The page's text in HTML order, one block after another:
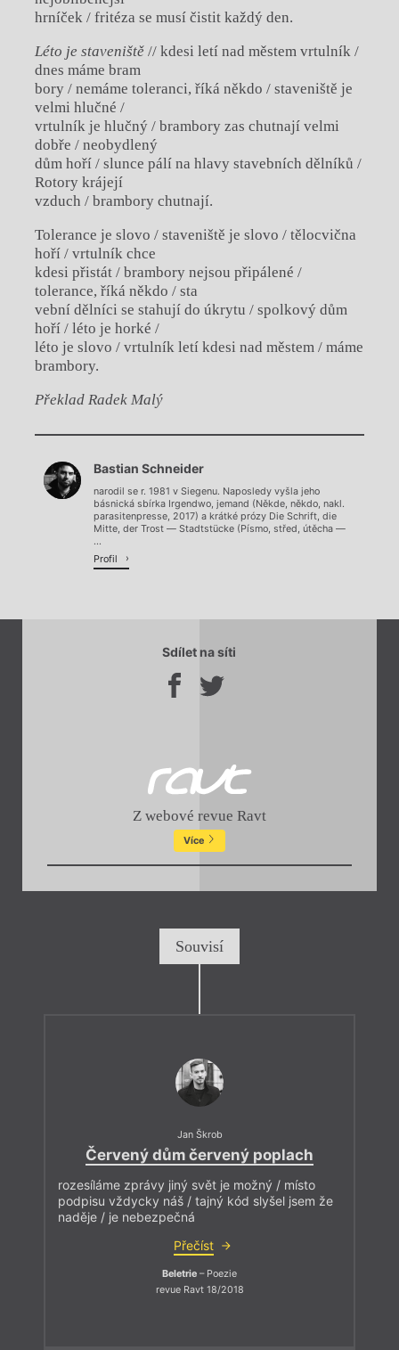
hrníček / fritéza se musí čistit každý den.
Léto je staveniště// kdesi letí nad městem vrtulník /
dnes máme bram­
bory / nemáme toleranci, říká někdo / staveniště je
velmi hlučné /
vrtulník je hlučný / brambory zas chutnají velmi
dobře / neobydlený
dům hoří / slunce pálí na hlavy stavebních dělníků /
Rotory krájejí
vzduch / brambory chutnají.
Tolerance je slovo / staveniště je slovo / tělocvična
hoří / vrtulník chce
kdesi přistát / brambory nejsou připálené /
tolerance, říká někdo / sta­
vební dělníci se stahují do úkrytu / spolkový dům
hoří / léto je horké /
léto je slovo / vrtulník letí kdesi nad městem / máme
brambory.
Překlad Radek Malý
Chviličku.
Načítá se.
Bastian Schneider
narodil se r. 1981 v Siegenu. Naposledy vyšla jeho
básnická sbírka Irgendwo, jemand (Někde, někdo, nakl.
parasitenpresse, 2017) a krátké prózy Die Schrift, die
Mitte, der Trost ― Stadtstücke (Písmo, střed, útěcha ―
...
Profil
Sdílet na síti
Z webové revue Ravt
Více
Souvisí
Jan Škrob
Červený dům červený poplach
rozesíláme zprávy jiný svět je možný / místo
podpisu vždycky náš / tajný kód slyšel jsem že
naděje / je nebezpečná
Přečíst
Beletrie – Poezie
revue Ravt 18/2018